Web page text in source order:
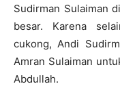
Sudirman Sulaiman
besar. Karena
cukong, Andi
Amran Sulaiman
Abdullah.